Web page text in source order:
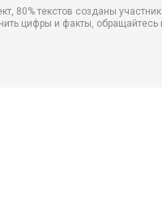
80% текстов созданы
цифры и факты,